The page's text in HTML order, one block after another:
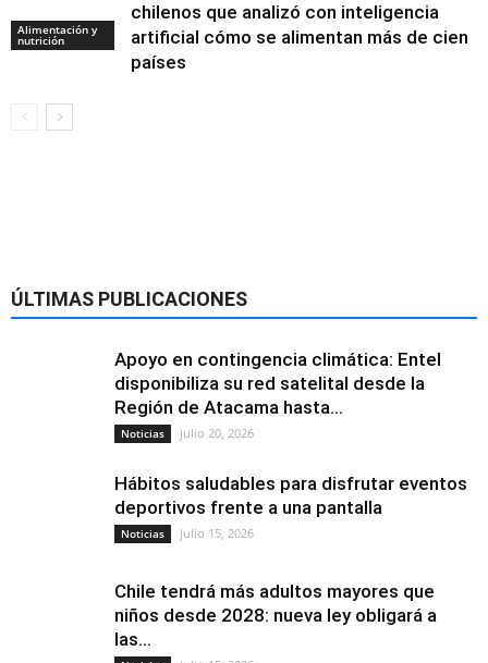
Alimentación y
nutrición
chilenos que analizó con inteligencia
artificial cómo se alimentan más de cien
países
ÚLTIMAS PUBLICACIONES
Apoyo en contingencia climática: Entel
disponibiliza su red satelital desde la
Región de Atacama hasta...
Noticias julio 20, 2026
Hábitos saludables para disfrutar eventos
deportivos frente a una pantalla
Noticias julio 15, 2026
Chile tendrá más adultos mayores que
niños desde 2028: nueva ley obligará a
las...